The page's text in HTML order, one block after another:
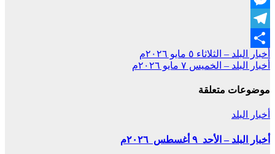
Messenger
Telegram
Share
تصفّح
المقالات
أخبار البلد – الثلاثاء ٥ مايو ٢٠٢٦م
أخبار البلد – الخميس ٧ مايو ٢٠٢٦م
موضوعات متعلقة
أخبار البلد
أخبار البلد – الأحد ٩ أغسطس ٢٠٢٦م